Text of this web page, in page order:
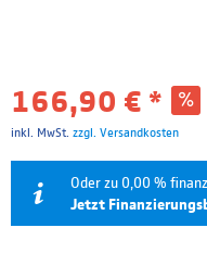
166,90 € *
inkl. MwSt. zzgl. Versandkosten
Oder zu 0,00 %
Jetzt